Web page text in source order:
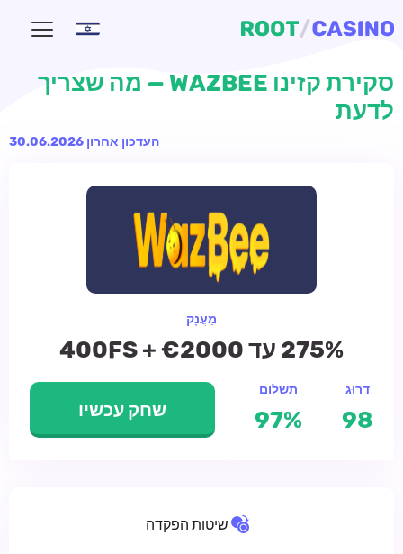
סקירת קזינו WAZBEE — מה שצריך
לדעת
העדכון אחרון 30.06.2026
מַעֲנָק
275% עד €2000 + 400FS
דֵרוּג
98
תשלום
97% שחק עכשיו
שיטות הפקדה